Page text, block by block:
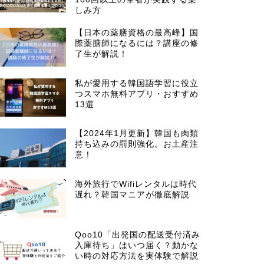
しみ方
【日本の薬膳資格の最高峰】国
際薬膳師になるには？講座の修
了生が解説！
私が愛用する韓国語学習に役立
つスマホ無料アプリ・おすすめ
13選
【2024年1月更新】韓国も肉類
持ち込みの罰則強化。お土産注
意！
海外旅行でWifiレンタルは時代
遅れ？韓国マニアが徹底解説
Qoo10「出発国の配送受付済み
入庫待ち」はいつ届く？動かな
い時の対応方法を実体験で解説